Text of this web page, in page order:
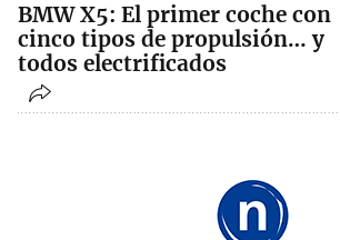
BMW X5: El primer coche con
cinco tipos de propulsión… y
todos electrificados